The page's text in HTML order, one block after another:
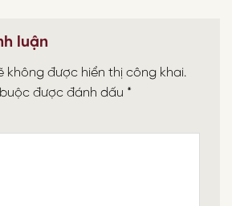
luận
không được hiển thị công khai.
được đánh dấu *